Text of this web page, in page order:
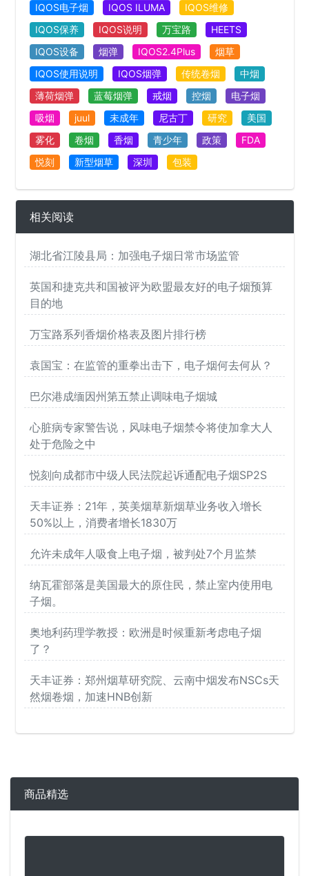
IQOS电子烟 IQOS ILUMA
IQOS维修
IQOS保养
IQOS说明 万宝路
HEETS
IQOS设备
烟弹 IQOS2.4Plus
烟草
IQOS使用说明
IQOS烟弹 传统卷烟
中烟
薄荷烟弹
蓝莓烟弹 戒烟 控烟
电子烟
吸烟
juul 未成年 尼古丁 研究
美国
雾化
卷烟 香烟 青少年 政策
FDA
悦刻
新型烟草 深圳 包装
相关阅读
湖北省江陵县局：加强电子烟日常市场监管
英国和捷克共和国被评为欧盟最友好的电子烟预算
目的地
万宝路系列香烟价格表及图片排行榜
袁国宝：在监管的重拳出击下，电子烟何去何从？
巴尔港成缅因州第五禁止调味电子烟城
心脏病专家警告说，风味电子烟禁令将使加拿大人
处于危险之中
悦刻向成都市中级人民法院起诉通配电子烟SP2S
天丰证券：21年，英美烟草新烟草业务收入增长
50%以上，消费者增长1830万
允许未成年人吸食上电子烟，被判处7个月监禁
纳瓦霍部落是美国最大的原住民，禁止室内使用电
子烟。
奥地利药理学教授：欧洲是时候重新考虑电子烟
了？
天丰证券：郑州烟草研究院、云南中烟发布NSCs天
然烟卷烟，加速HNB创新
商品精选